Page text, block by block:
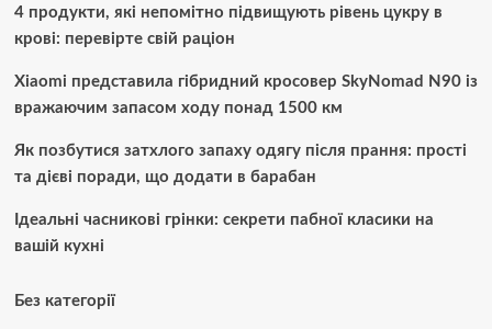
4 продукти, які непомітно підвищують рівень цукру в
крові: перевірте свій раціон
Xiaomi представила гібридний кросовер SkyNomad N90 із
вражаючим запасом ходу понад 1500 км
Як позбутися затхлого запаху одягу після прання: прості
та дієві поради, що додати в барабан
Ідеальні часникові грінки: секрети пабної класики на
вашій кухні
Без категорії